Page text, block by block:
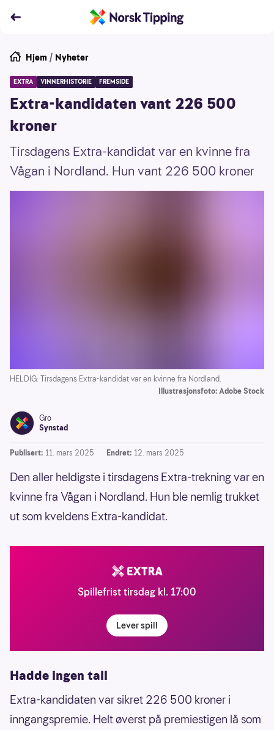
Hjem / Nyheter
EXTRA VINNERHISTORIE FREMSIDE
Extra-kandidaten vant 226 500
kroner
Tirsdagens Extra-kandidat var en kvinne fra
Vågan i Nordland. Hun vant 226 500 kroner
HELDIG: Tirsdagens Extra-kandidat var en kvinne fra Nordland.
Illustrasjonsfoto: Adobe Stock
Gro
Synstad
Publisert: 11. mars 2025 Endret: 12. mars 2025
Den aller heldigste i tirsdagens Extra-trekning var en
kvinne fra Vågan i Nordland. Hun ble nemlig trukket
ut som kveldens Extra-kandidat.
Spillefrist tirsdag kl. 17:00
Lever spill
Hadde ingen tall
Extra-kandidaten var sikret 226 500 kroner i
inngangspremie. Helt øverst på premiestigen lå som